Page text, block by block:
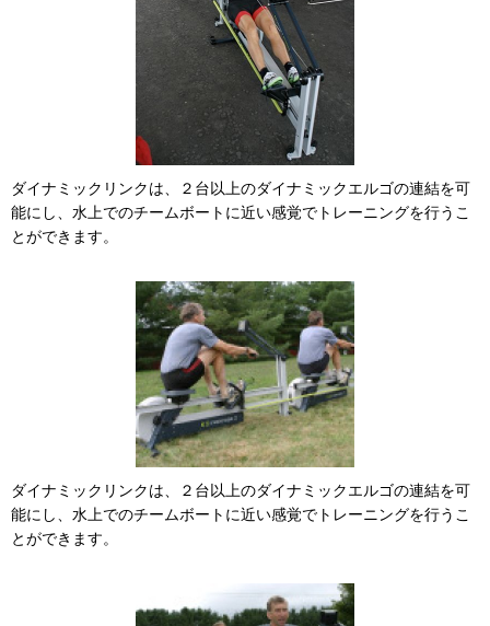
ダイナミックリンクは、２台以上のダイナミックエルゴの連結を可
能にし、水上でのチームボートに近い感覚でトレーニングを行うこ
とができます。
ダイナミックリンクは、２台以上のダイナミックエルゴの連結を可
能にし、水上でのチームボートに近い感覚でトレーニングを行うこ
とができます。